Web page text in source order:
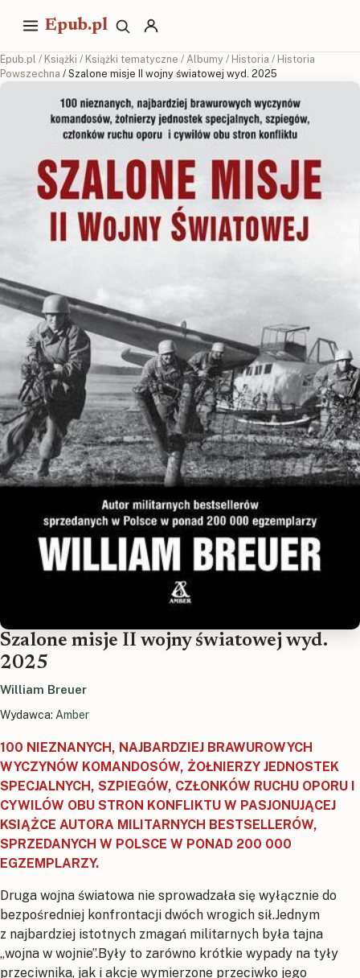
Epub.pl
Epub.pl / Książki / Książki tematyczne / Albumy / Historia / Historia
Powszechna / Szalone misje II wojny światowej wyd. 2025
Szalone misje II wojny światowej wyd.
2025
William Breuer
Wydawca: Amber
100 NIEZNANYCH, NAJBARDZIEJ BRAWUROWYCH
WYCZYNÓW KOMANDOSÓW, ŻOŁNIERZY JEDNOSTEK
SPECJALNYCH, SZPIEGÓW, CZŁONKÓW RUCHU OPORU I
CYWILÓW OBU STRON KONFLIKTU W PASJONUJĄCEJ
KSIĄŻCE AUTORA MILITARNYCH BESTSELLERÓW,
SPRZEDANYCH W POLSCE W PONAD 200 000
EGZEMPLARZY.
Druga wojna światowa nie sprowadzała się wyłącznie do
bezpośredniej konfrontacji dwóch wrogich sił.Jednym
z najbardziej istotnych zmagań militarnych była tajna
„wojna w wojnie”.Były to zarówno krótkie wypady na tyły
przeciwnika, jak i akcje wymierzone przeciwko jego